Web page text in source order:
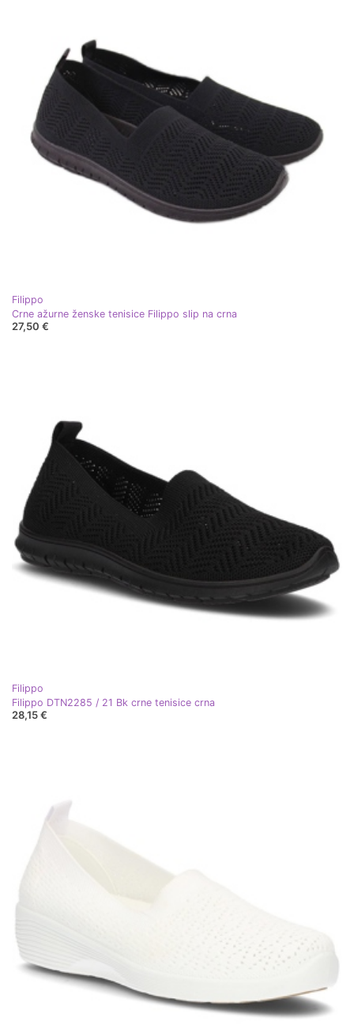
Filippo
Crne ažurne ženske tenisice Filippo slip na crna
27,50 €
Filippo
Filippo DTN2285 / 21 Bk crne tenisice crna
28,15 €